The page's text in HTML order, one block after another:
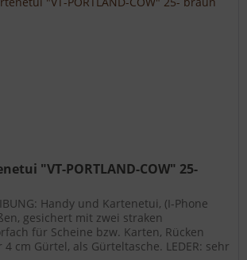
"VT-PORTLAND-COW" 25-
Handy und Kartenetui, (I-Phone
gesichert mit zwei straken
für Scheine bzw. Karten, Rücken
cm Gürtel, als Gürteltasche. LEDER: sehr